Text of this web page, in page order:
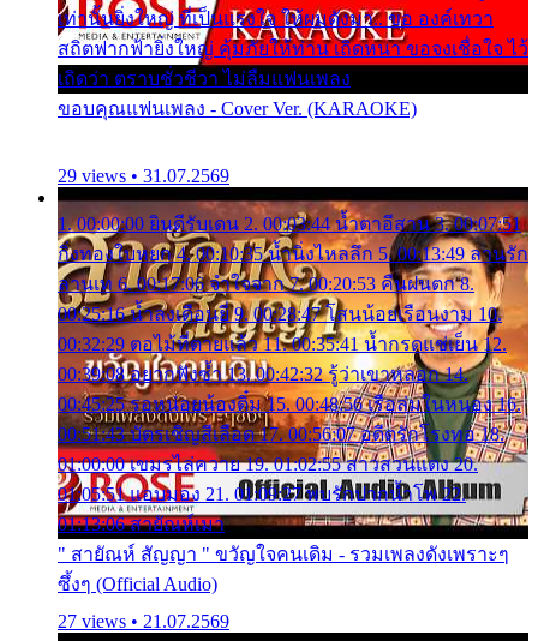
เท่านั้นยิ่งใหญ่ ที่เป็นแรงใจ ให้ผมดังมา.. ขอ องค์เทวา
สถิตฟากฟ้ายิ่งใหญ่ คุ้มภัยให้ท่าน เถิดหนา ขอจงเชื่อใจ ไว้
เถิดว่า ตราบชั่วชีวา ไม่ลืมแฟนเพลง
ขอบคุณแฟนเพลง - Cover Ver. (KARAOKE)
29 views • 31.07.2569
1. 00:00:00 ยินดีรับเดน 2. 00:03:44 น้ำตาอีสาน 3. 00:07:51
กิ่งทองใบหยก 4. 00:10:35 น้ำนิ่งไหลลึก 5. 00:13:49 ลานรัก
ลานเท 6. 00:17:06 จำใจจาก 7. 00:20:53 คืนฝนตก 8.
00:25:16 น้ำลงเดือนยี่ 9. 00:28:47 โสนน้อยเรือนงาม 10.
00:32:29 ตอไม้ที่ตายแล้ว 11. 00:35:41 น้ำกรดแช่เย็น 12.
00:39:08 อยากฟังซ้ำ 13. 00:42:32 รู้ว่าเขาหลอก 14.
00:45:25 รอหน่อยน้องติ๋ม 15. 00:48:56 เรือล่มในหนอง 16.
00:51:43 บัตรเชิญสีเลือด 17. 00:56:07 อดีตรักโรงทอ 18.
01:00:00 เขมรไล่ควาย 19. 01:02:55 สาวสวนแตง 20.
01:05:51 แอบมอง 21. 01:09:27 พบรักปากน้ำโพ 22.
01:13:06 สายัณห์เมา
" สายัณห์ สัญญา " ขวัญใจคนเดิม - รวมเพลงดังเพราะๆ
ซึ้งๆ (Official Audio)
27 views • 21.07.2569